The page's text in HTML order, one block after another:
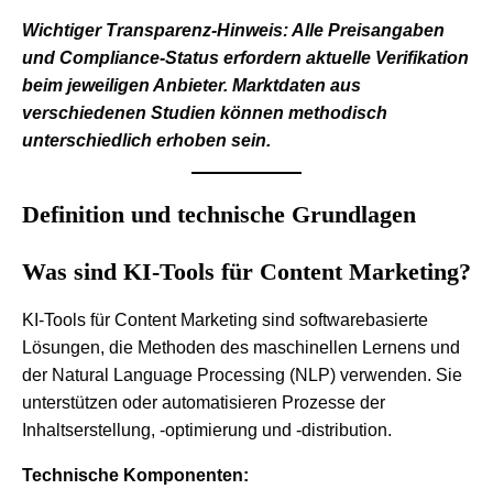
Wichtiger Transparenz-Hinweis: Alle Preisangaben
und Compliance-Status erfordern aktuelle Verifikation
beim jeweiligen Anbieter. Marktdaten aus
verschiedenen Studien können methodisch
unterschiedlich erhoben sein.
Definition und technische Grundlagen
Was sind KI-Tools für Content Marketing?
KI-Tools für Content Marketing sind softwarebasierte
Lösungen, die Methoden des maschinellen Lernens und
der Natural Language Processing (NLP) verwenden. Sie
unterstützen oder automatisieren Prozesse der
Inhaltserstellung, -optimierung und -distribution.
Technische Komponenten: